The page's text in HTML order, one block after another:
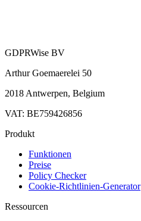
GDPRWise BV
Arthur Goemaerelei 50
2018 Antwerpen, Belgium
VAT: BE759426856
Produkt
Funktionen
Preise
Policy Checker
Cookie-Richtlinien-Generator
Ressourcen